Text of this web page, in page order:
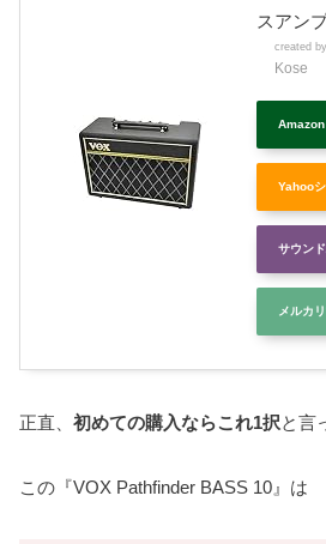
スアン
created by
Kose
Amazon
Yahoo
サウン
メルカ
正直、 初めての購入ならこれ1択と言
この『VOX Pathfinder BASS 10』は